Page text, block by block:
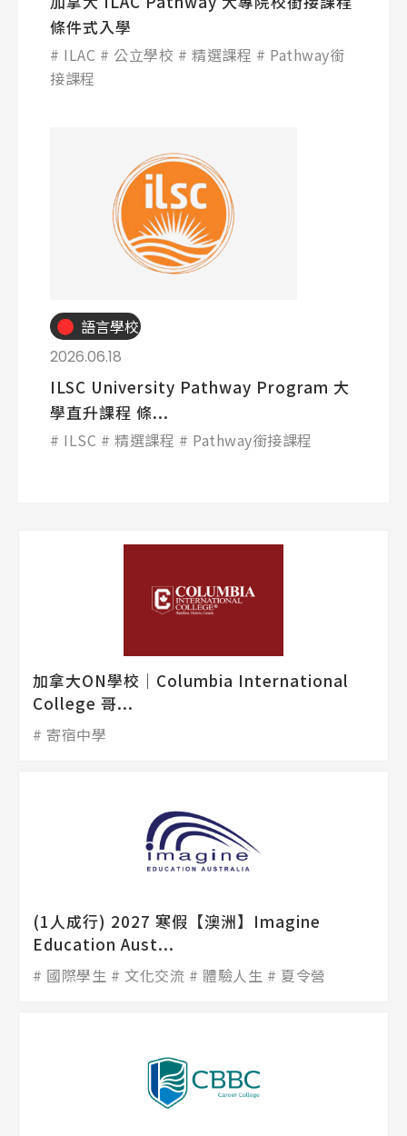
條件式入學
ILAC 公立學校 精選課程
Pathway銜
接課程
語言學校
2026.06.18
ILSC University Pathway Program 大
學直升課程 條...
ILSC 精選課程 Pathway銜接課程
加拿大ON學校│Columbia International
College 哥...
寄宿中學
(1人成行) 2027 寒假【澳洲】Imagine
Education Aust...
國際學生 文化交流 體驗人生 夏令營